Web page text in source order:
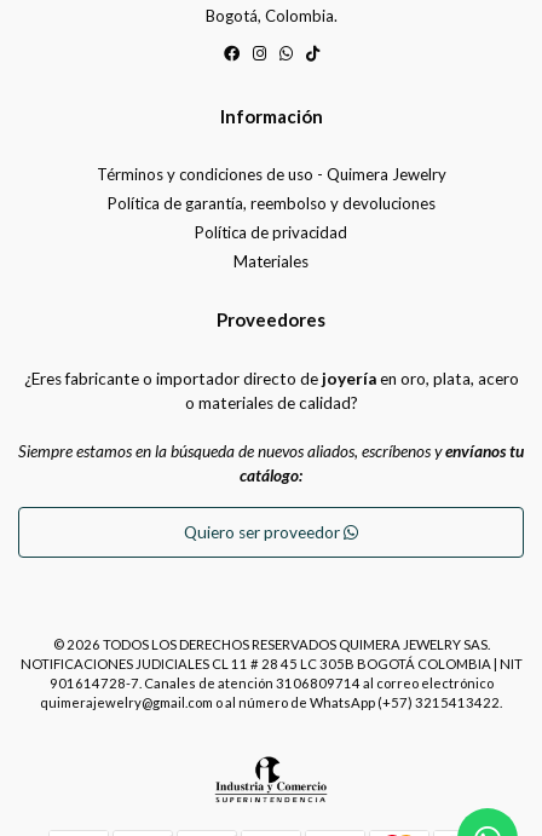
Bogotá, Colombia.
Información
Términos y condiciones de uso - Quimera Jewelry
Política de garantía, reembolso y devoluciones
Política de privacidad
Materiales
Proveedores
¿Eres fabricante o importador directo dejoyeríaen oro, plata, acero
o materiales de calidad?
Siempre estamos en la búsqueda de nuevos aliados, escríbenos yenvíanos tu
catálogo:
Quiero ser proveedor
© 2026 TODOS LOS DERECHOS RESERVADOS QUIMERA JEWELRY SAS.
NOTIFICACIONES JUDICIALES CL 11 # 28 45 LC 305B BOGOTÁ COLOMBIA | NIT
901614728-7. Canales de atención 3106809714 al correo electrónico
quimerajewelry@gmail.com o al número de WhatsApp (+57) 3215413422.